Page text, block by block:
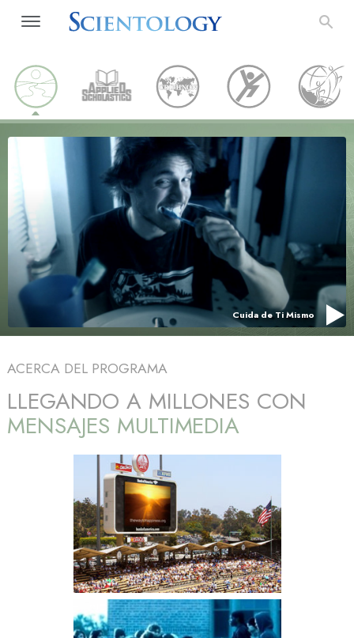
Cuida de Ti Mismo
ACERCA DEL PROGRAMA
LLEGANDO A MILLONES CON
MENSAJES MULTIMEDIA